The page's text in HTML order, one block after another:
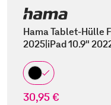
Hama Tablet-Hülle
2025|iPad 10.9"
30,95 €